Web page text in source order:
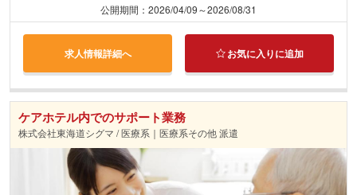
公開期間：2026/04/09～2026/08/31
求人情報詳細へ お気に入りに追加
ケアホテル内でのサポート業務
株式会社東海道シグマ / 医療系｜医療系その他 派遣